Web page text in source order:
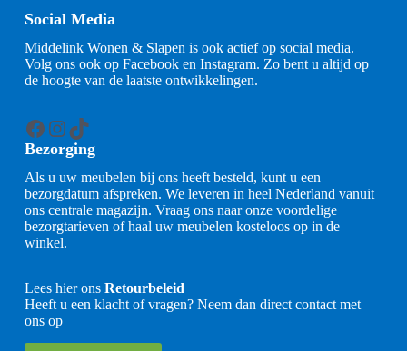
Social Media
Middelink Wonen & Slapen is ook actief op social media.
Volg ons ook op Facebook en Instagram. Zo bent u altijd op
de hoogte van de laatste ontwikkelingen.
Facebook
Instagram
TikTok
Bezorging
Als u uw meubelen bij ons heeft besteld, kunt u een
bezorgdatum afspreken. We leveren in heel Nederland vanuit
ons centrale magazijn. Vraag ons naar onze voordelige
bezorgtarieven of haal uw meubelen kosteloos op in de
winkel.
Lees hier ons Retourbeleid
Heeft u een klacht of vragen? Neem dan direct contact met
ons op